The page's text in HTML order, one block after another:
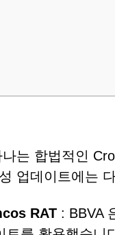
는 합법적인
업데이트에는
RAT : BBVA